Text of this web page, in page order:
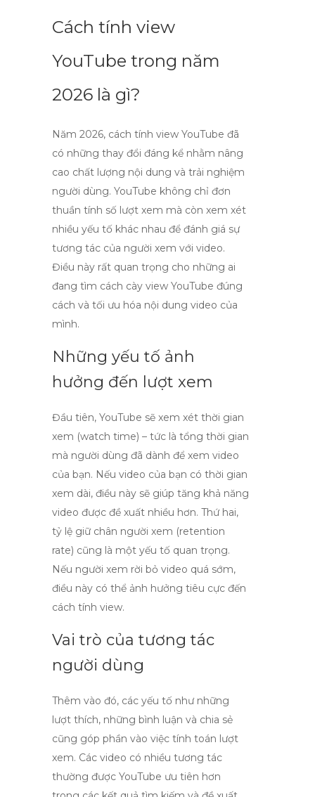
Cách tính view
YouTube trong năm
2026 là gì?
Năm 2026, cách tính view YouTube đã
có những thay đổi đáng kể nhằm nâng
cao chất lượng nội dung và trải nghiệm
người dùng. YouTube không chỉ đơn
thuần tính số lượt xem mà còn xem xét
nhiều yếu tố khác nhau để đánh giá sự
tương tác của người xem với video.
Điều này rất quan trọng cho những ai
đang tìm cách cày view YouTube đúng
cách và tối ưu hóa nội dung video của
mình.
Những yếu tố ảnh
hưởng đến lượt xem
Đầu tiên, YouTube sẽ xem xét thời gian
xem (watch time) – tức là tổng thời gian
mà người dùng đã dành để xem video
của bạn. Nếu video của bạn có thời gian
xem dài, điều này sẽ giúp tăng khả năng
video được đề xuất nhiều hơn. Thứ hai,
tỷ lệ giữ chân người xem (retention
rate) cũng là một yếu tố quan trọng.
Nếu người xem rời bỏ video quá sớm,
điều này có thể ảnh hưởng tiêu cực đến
cách tính view.
Vai trò của tương tác
người dùng
Thêm vào đó, các yếu tố như những
lượt thích, những bình luận và chia sẻ
cũng góp phần vào việc tính toán lượt
xem. Các video có nhiều tương tác
thường được YouTube ưu tiên hơn